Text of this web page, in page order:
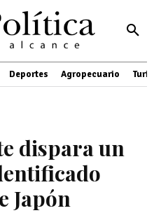
Deportes Agropecuario
dispara un
Japón